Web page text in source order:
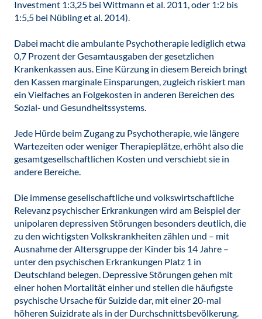
Investment 1:3,25 bei Wittmann et al. 2011, oder 1:2 bis
1:5,5 bei Nübling et al. 2014).
Dabei macht die ambulante Psychotherapie lediglich etwa
0,7 Prozent der Gesamtausgaben der gesetzlichen
Krankenkassen aus. Eine Kürzung in diesem Bereich bringt
den Kassen marginale Einsparungen, zugleich riskiert man
ein Vielfaches an Folgekosten in anderen Bereichen des
Sozial- und Gesundheitssystems.
Jede Hürde beim Zugang zu Psychotherapie, wie längere
Wartezeiten oder weniger Therapieplätze, erhöht also die
gesamtgesellschaftlichen Kosten und verschiebt sie in
andere Bereiche.
Die immense gesellschaftliche und volkswirtschaftliche
Relevanz psychischer Erkrankungen wird am Beispiel der
unipolaren depressiven Störungen besonders deutlich, die
zu den wichtigsten Volkskrankheiten zählen und – mit
Ausnahme der Altersgruppe der Kinder bis 14 Jahre –
unter den psychischen Erkrankungen Platz 1 in
Deutschland belegen. Depressive Störungen gehen mit
einer hohen Mortalität einher und stellen die häufigste
psychische Ursache für Suizide dar, mit einer 20-mal
höheren Suizidrate als in der Durchschnittsbevölkerung.